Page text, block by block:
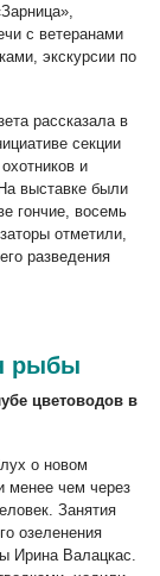
с ветеранами
экскурсии по
рассказала в
секции
и
выставке были
гончие, восемь
отметили,
разведения
рыбы
цветоводов в
о новом
менее чем через
Занятия
озеленения
Ирина Валацкас.